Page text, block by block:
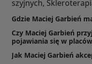
szyjnych,
Gdzie Maciej Garbień
Czy Maciej Garbień
pojawiania się w
Jak Maciej Garbień